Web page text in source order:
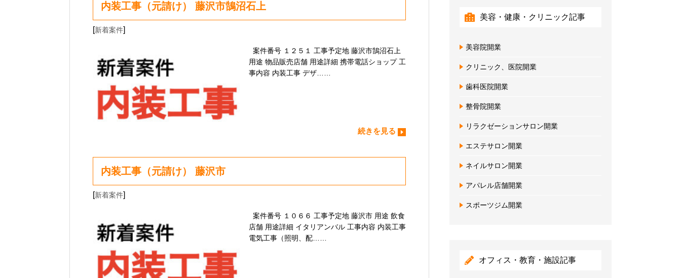
内装工事（元請け） 藤沢市鵠沼石上
[新着案件]
案件番号 １２５１ 工事予定地 藤沢市鵠沼石上
用途 物品販売店舗 用途詳細 携帯電話ショップ 工
事内容 内装工事 デザ……
続きを見る
内装工事（元請け） 藤沢市
[新着案件]
案件番号 １０６６ 工事予定地 藤沢市 用途 飲食
店舗 用途詳細 イタリアンバル 工事内容 内装工事
電気工事（照明、配……
美容・健康・クリニック記事
美容院開業
クリニック、医院開業
歯科医院開業
整骨院開業
リラクゼーションサロン開業
エステサロン開業
ネイルサロン開業
アパレル店舗開業
スポーツジム開業
オフィス・教育・施設記事